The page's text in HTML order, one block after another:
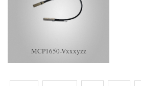
MCP1650-Vxxxyzz